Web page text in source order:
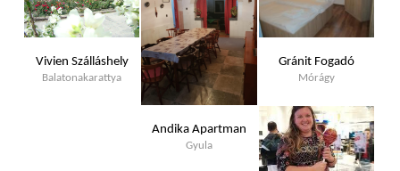
Vivien Szálláshely
Balatonakarattya
Andika Apartman
Gyula
Gránit Fogadó
Mórágy